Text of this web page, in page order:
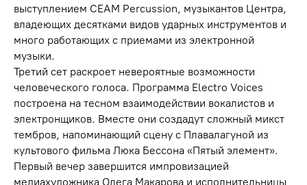
выступлением CEAM Percussion, музыкантов Центра,
владеющих десятками видов ударных инструментов и
много работающих с приемами из электронной
музыки.
Третий сет раскроет невероятные возможности
человеческого голоса. Программа Electro Voices
построена на тесном взаимодействии вокалистов и
электронщиков. Вместе они создадут сложный микст
тембров, напоминающий сцену с Плавалагуной из
культового фильма Люка Бессона «Пятый элемент».
Первый вечер завершится импровизацией
медиахудожника Олега Макарова и исполнительницы